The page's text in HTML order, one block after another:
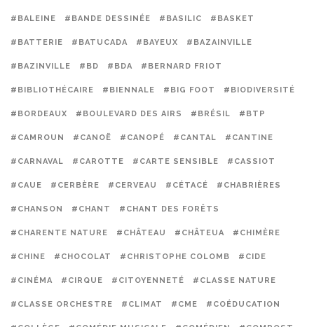
#BALEINE #BANDE DESSINÉE #BASILIC #BASKET
#BATTERIE #BATUCADA #BAYEUX #BAZAINVILLE
#BAZINVILLE #BD #BDA #BERNARD FRIOT
#BIBLIOTHÉCAIRE #BIENNALE #BIG FOOT #BIODIVERSITÉ
#BORDEAUX #BOULEVARD DES AIRS #BRÉSIL #BTP
#CAMROUN #CANOË #CANOPÉ #CANTAL #CANTINE
#CARNAVAL #CAROTTE #CARTE SENSIBLE #CASSIOT
#CAUE #CERBÈRE #CERVEAU #CÉTACÉ #CHABRIÈRES
#CHANSON #CHANT #CHANT DES FORÊTS
#CHARENTE NATURE #CHÂTEAU #CHÂTEUA #CHIMÈRE
#CHINE #CHOCOLAT #CHRISTOPHE COLOMB #CIDE
#CINÉMA #CIRQUE #CITOYENNETÉ #CLASSE NATURE
#CLASSE ORCHESTRE #CLIMAT #CME #COÉDUCATION